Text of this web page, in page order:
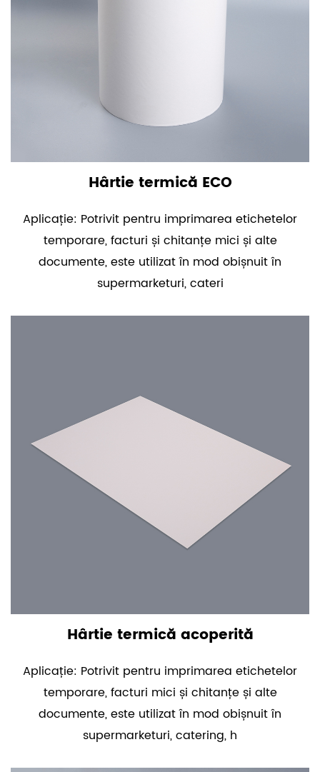
Hârtie termică ECO
Aplicație: Potrivit pentru imprimarea etichetelor
temporare, facturi și chitanțe mici și alte
documente, este utilizat în mod obișnuit în
supermarketuri, cateri
Hârtie termică acoperită
Aplicație: Potrivit pentru imprimarea etichetelor
temporare, facturi mici și chitanțe și alte
documente, este utilizat în mod obișnuit în
supermarketuri, catering, h